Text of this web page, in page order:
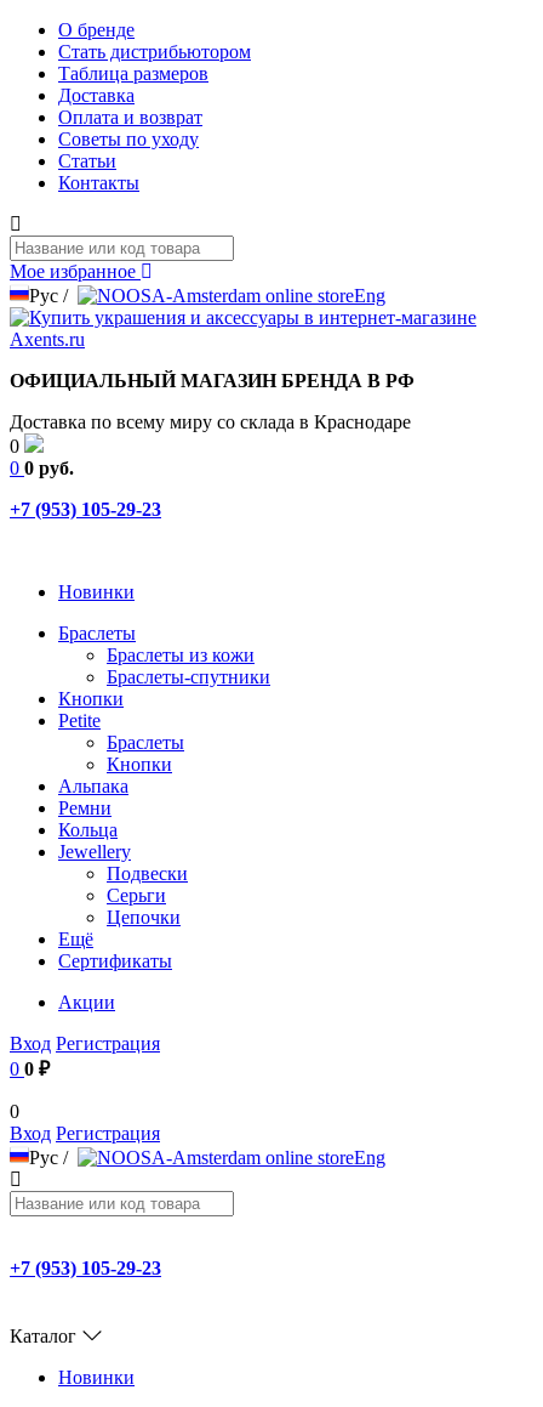
О бренде
Стать дистрибьютором
Таблица размеров
Доставка
Оплата и возврат
Советы по уходу
Статьи
Контакты
Мое избранное
Рус / Eng
ОФИЦИАЛЬНЫЙ МАГАЗИН БРЕНДА В РФ
Доставка по всему миру со склада в Краснодаре
0
0 0 руб.
+7 (953) 105-29-23
Новинки
Браслеты
Браслеты из кожи
Браслеты-спутники
Кнопки
Petite
Браслеты
Кнопки
Альпака
Ремни
Кольца
Jewellery
Подвески
Серьги
Цепочки
Ещё
Сертификаты
Акции
Вход Регистрация
0 0 ₽
0
Вход Регистрация
Рус / Eng
+7 (953) 105-29-23
Каталог
Новинки